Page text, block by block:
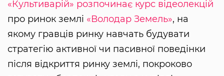
«Культиварій» розпочинає курс відеолекцій
про ринок землі «Володар Земель», на
якому гравців ринку навчать будувати
стратегію активної чи пасивної поведінки
після відкриття ринку землі, покроково